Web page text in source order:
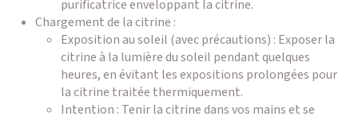
purificatrice enveloppant la citrine.
Chargement de la citrine :
Exposition au soleil (avec précautions) : Exposer la
citrine à la lumière du soleil pendant quelques
heures, en évitant les expositions prolongées pour
la citrine traitée thermiquement.
Intention : Tenir la citrine dans vos mains et se